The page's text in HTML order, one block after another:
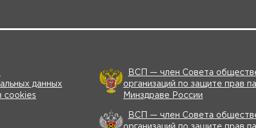
данных
cookies
ВСП — член Совета
организаций по защите прав
Минздраве России
ВСП — член Совета